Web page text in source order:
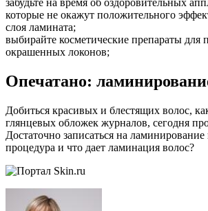
забудьте на время об оздоровительных
которые не окажут положительного
слоя ламината;
выбирайте косметические препараты для
окрашенных локонов;
Опечатано:
Добиться красивых и блестящих волос,
глянцевых обложек журналов, сегодня
Достаточно записаться на ламинирование
процедура и что дает ламинация волос?